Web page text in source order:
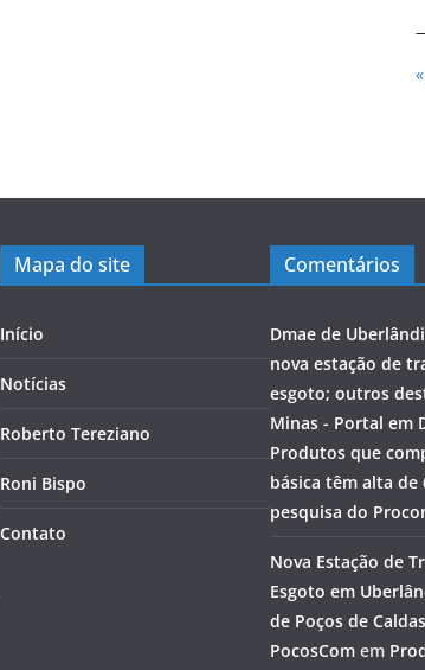
Mapa do site
Início
Notícias
Roberto Tereziano
Roni Bispo
Contato
Comentários
Dmae de
nova estação de
esgoto; outros
Minas - Portal em
Produtos que
básica têm alta de
pesquisa do
Nova Estação de
Esgoto em
de Poços de
PocosCom em